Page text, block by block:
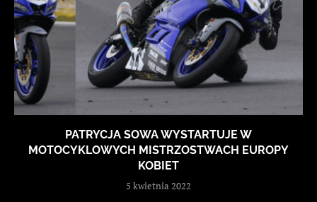
PATRYCJA SOWA WYSTARTUJE W
MOTOCYKLOWYCH MISTRZOSTWACH EUROPY
KOBIET
5 kwietnia 2022